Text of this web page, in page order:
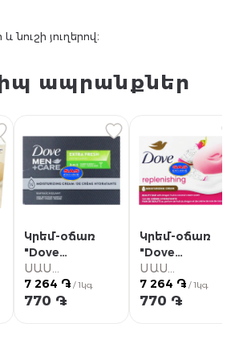
նուշի յուղերով։
ապրանքներ
Կրեմ-օճառ
"Dove
Men+Care Extra
Fresh 3 in 1"
106գ
ՍԱՍ
Սուպերմարկետ
7 264 ֏ / 1կգ
770 ֏
Կրեմ-օճառ
"Dove
Replenishing"
106գ
ՍԱՍ
Սուպերմարկետ
7 264 ֏ / 1կգ
770 ֏